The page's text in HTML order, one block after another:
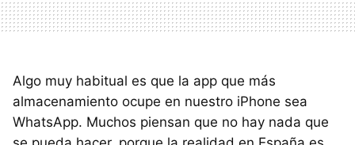
Algo muy habitual es que la app que más
almacenamiento ocupe en nuestro iPhone sea
WhatsApp. Muchos piensan que no hay nada que